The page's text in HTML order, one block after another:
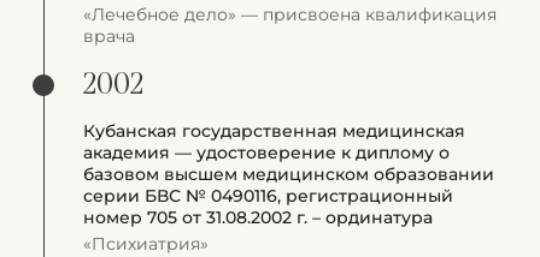
«Лечебное дело» — присвоена квалификация
врача
2002
Кубанская государственная медицинская
академия — удостоверение к диплому о
базовом высшем медицинском образовании
серии БВС № 0490116, регистрационный
номер 705 от 31.08.2002 г. – ординатура
«Психиатрия»